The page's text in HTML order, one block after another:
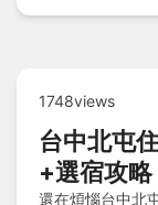
1748views
台中北屯
+選宿攻略
還在煩惱台中北